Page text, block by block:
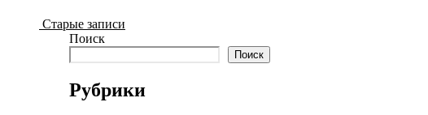
Старые записи
Поиск
Поиск
Рубрики